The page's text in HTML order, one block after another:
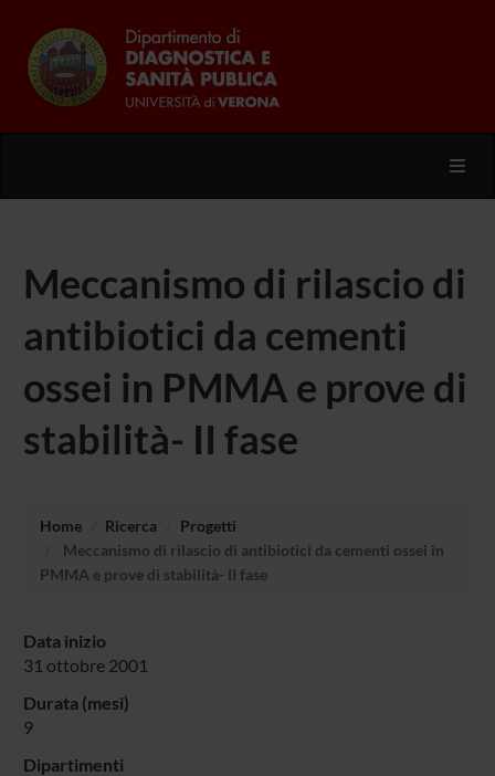
Meccanismo di rilascio di
antibiotici da cementi
ossei in PMMA e prove di
stabilità- II fase
Home Ricerca
Progetti
Meccanismo di rilascio di antibiotici da cementi ossei in
PMMA e prove di stabilità- II fase
Data inizio
31 ottobre 2001
Durata (mesi)
9
Dipartimenti